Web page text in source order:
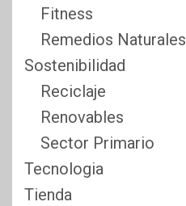
Fitness
Remedios Naturales
Sostenibilidad
Reciclaje
Renovables
Sector Primario
Tecnologia
Tienda